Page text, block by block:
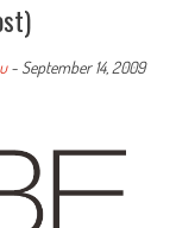
- September 14, 2009